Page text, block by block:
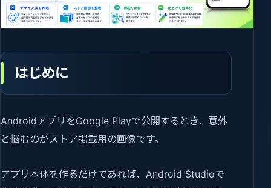
はじめに
AndroidアプリをGoogle Playで公開するとき、意外
と悩むのがストア掲載用の画像です。
アプリ本体を作るだけであれば、Android Studioで